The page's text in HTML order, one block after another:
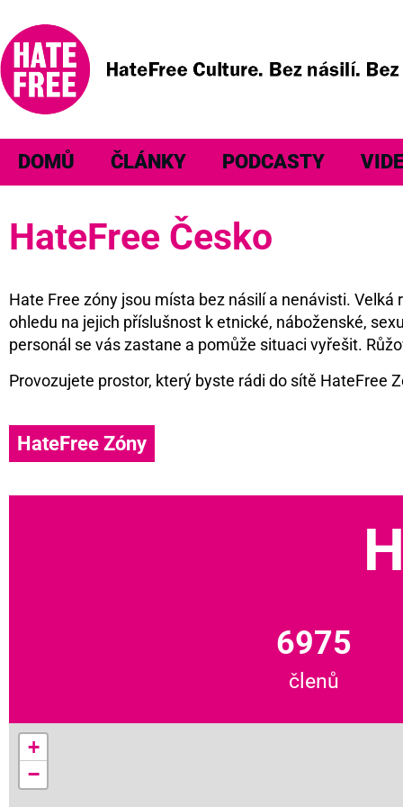
DOMŮ ČLÁNKY PODCASTY
HateFree Česko
Hate Free zóny jsou místa bez násilí a nenávisti.
ohledu na jejich příslušnost k etnické, náboženské,
personál se vás zastane a pomůže situaci vyřešit.
Provozujete prostor, který byste rádi do sítě HateFree
HateFree Zóny
6975
členů
+
−